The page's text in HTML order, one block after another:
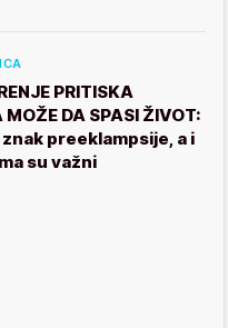
PRITISKA
DA SPASI ŽIVOT:
preeklampsije, a i
su važni